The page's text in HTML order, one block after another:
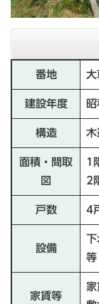
番地
建設年度
構造 木
面積・間取
図
1
2
戸数 4
設備
下
等
家賃等